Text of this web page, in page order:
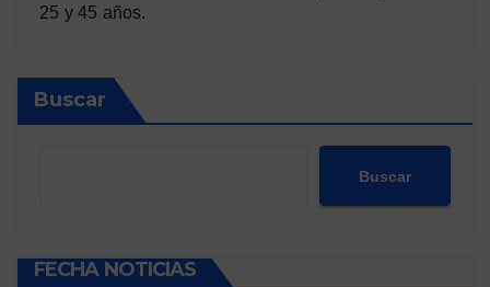
25 y 45 años.
Buscar
Buscar
FECHA NOTICIAS